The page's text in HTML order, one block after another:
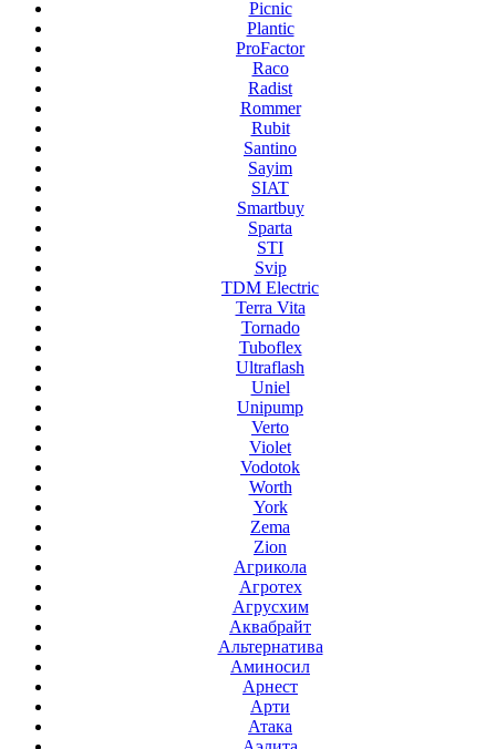
Picnic
Plantic
ProFactor
Raco
Radist
Rommer
Rubit
Santino
Sayim
SIAT
Smartbuy
Sparta
STI
Svip
TDM Electric
Terra Vita
Tornado
Tuboflex
Ultraflash
Uniel
Unipump
Verto
Violet
Vodotok
Worth
York
Zema
Zion
Агрикола
Агротех
Агрусхим
Аквабрайт
Альтернатива
Аминосил
Арнест
Арти
Атака